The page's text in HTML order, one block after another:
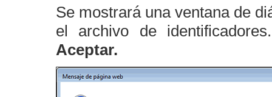
Se mostrará una ventana de
el archivo de
Aceptar.